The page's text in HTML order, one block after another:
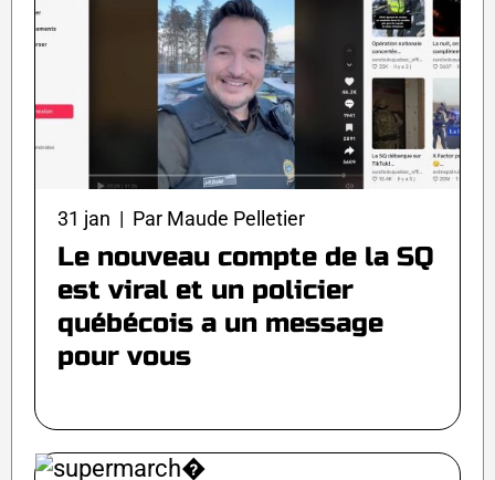
31 jan | Par Maude Pelletier
Le nouveau compte de la SQ
est viral et un policier
québécois a un message
pour vous